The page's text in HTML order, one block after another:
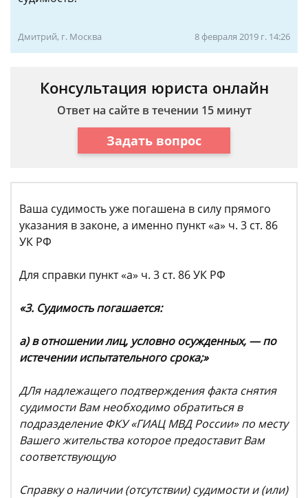
Дмитрий, г. Москва 8 февраля 2019 г. 14:26
Консультация юриста онлайн
Ответ на сайте в течении 15 минут
Задать вопрос
Ваша судимость уже погашена в силу прямого
указания в законе, а именно пункт «а» ч. 3 ст. 86
УК РФ
Для справки пункт «а» ч. 3 ст. 86 УК РФ
«3. Судимость погашается:
а) в отношении лиц, условно осужденных, — по
истечении испытательного срока;»
ДЛя надлежащего подтверждения факта снятия
судимости Вам необходимо обратиться в
подразделение ФКУ «ГИАЦ МВД России» по месту
Вашего жительства которое предоставит Вам
соответствующую
Справку о наличии (отсутствии) судимости и (или)